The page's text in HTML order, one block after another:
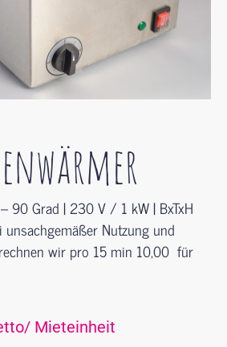
90 Grad | 230 V / 1 kW | BxTxH
Nutzung und
wir pro 15 min 10,00  für
Mieteinheit